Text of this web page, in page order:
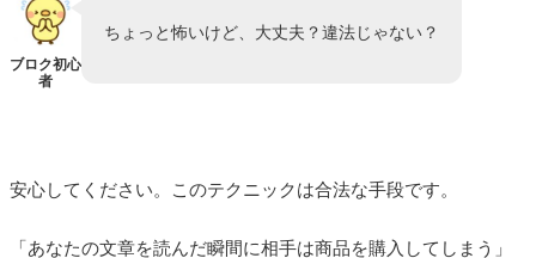
ブロク初心
者
ちょっと怖いけど、大丈夫？違法じゃない？
安心してください。このテクニックは合法な手段です。
「あなたの文章を読んだ瞬間に相手は商品を購入してしまう」